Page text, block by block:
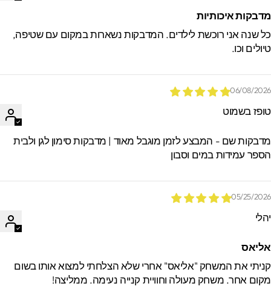
איכותיות
שנה אני רוכשת לילדים. המדבקות נשארות במקום עם שטיפה,
וכו.
06/08/
בשמוט
שם - המבצע לזמן מוגבל מאוד | מדבקות סימון לגן ולבית
עמידות במים וסבון
05/25/
את המשחק "אליאס" אחרי שלא הצלחתי למצוא אותו בשום
אחר. משחק מעולה וחוויית קנייה נעימה. ממליצה!